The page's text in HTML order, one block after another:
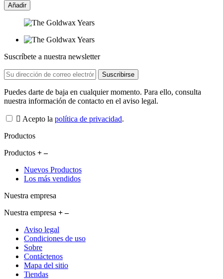
Añadir
Suscríbete a nuestra newsletter
Puedes darte de baja en cualquier momento. Para ello, consulta
nuestra información de contacto en el aviso legal.
Acepto la política de privacidad.
Productos
Productos
Nuevos Productos
Los más vendidos
Nuestra empresa
Nuestra empresa
Aviso legal
Condiciones de uso
Sobre
Contáctenos
Mapa del sitio
Tiendas